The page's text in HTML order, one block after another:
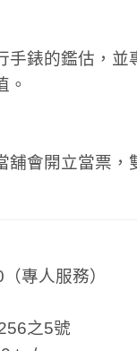
手錶的鑑估，
。
會開立當票，
（專人服務）
之5號